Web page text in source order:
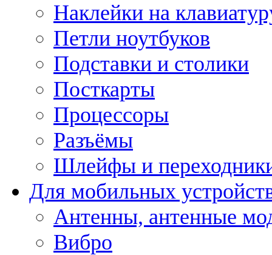
Наклейки на
Петли ноутбуков
Подставки и столики
Посткарты
Процессоры
Разъёмы
Шлейфы и
Для мобильных
Антенны, антенные
Вибро